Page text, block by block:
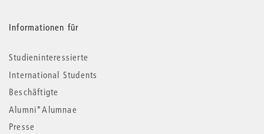
Informationen für
Studieninteressierte
International Students
Beschäftigte
Alumni*Alumnae
Presse